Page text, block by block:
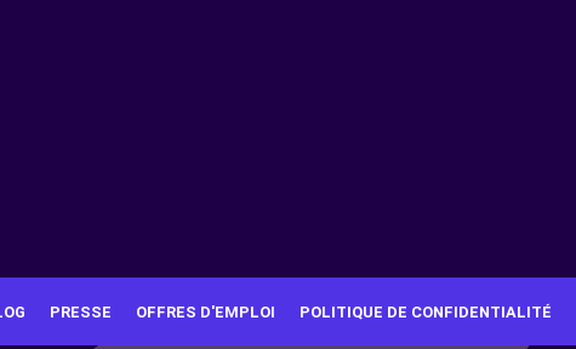
PRESSE OFFRES D'EMPLOI POLITIQUE DE CONFIDENTIALITÉ